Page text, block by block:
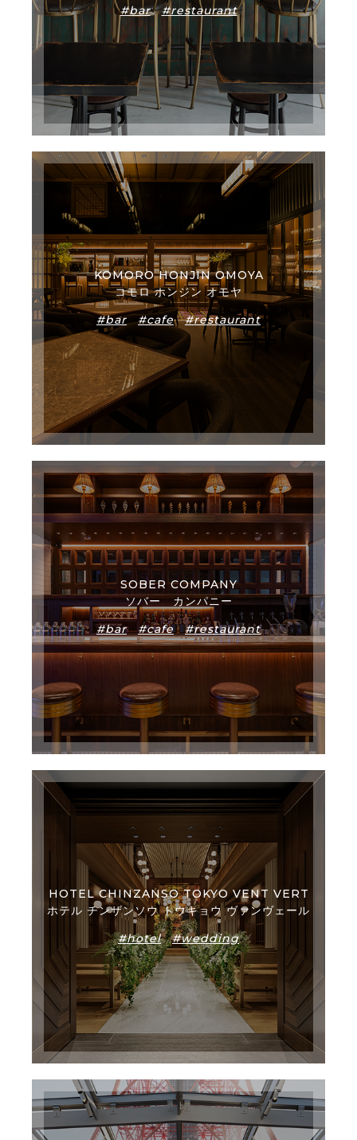
#bar #restaurant
KOMORO HONJIN OMOYA
コモロ ホンジン オモヤ
#bar
#cafe #restaurant
SOBER COMPANY
ソバー カンパニー
#bar
#cafe #restaurant
HOTEL CHINZANSO TOKYO VENT VERT
ホテル チンザンソウ トウキョウ ヴァンヴェール
#hotel
#wedding